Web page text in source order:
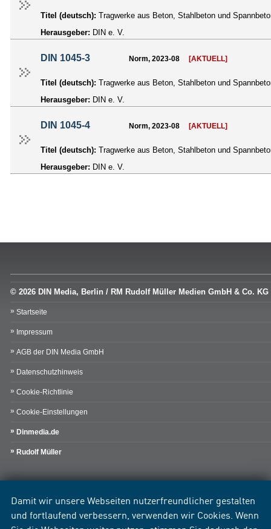
Damit wir unsere Webseiten nutzerfreundlicher gestalten
und fortlaufend verbessern, verwenden wir Cookies. Wenn
Titel (deutsch): Tragwerke aus Beton, Stahlbeton und
Herausgeber: DIN e. V.
DIN 1045-3 Norm, 2023-08 [AKTUELL]
Titel (deutsch): Tragwerke aus Beton, Stahlbeton und
Herausgeber: DIN e. V.
DIN 1045-4 Norm, 2023-08 [AKTUELL]
Titel (deutsch): Tragwerke aus Beton, Stahlbeton und
Herausgeber: DIN e. V.
© 2026 DIN Media, Berlin / RM Rudolf Müller Medien GmbH & Co. KG
Startseite
Impressum
AGB der DIN Media GmbH
Datenschutzhinweis
Cookie-Richtlinie
Cookie-Einstellungen
Dinmedia.de
Rudolf Müller